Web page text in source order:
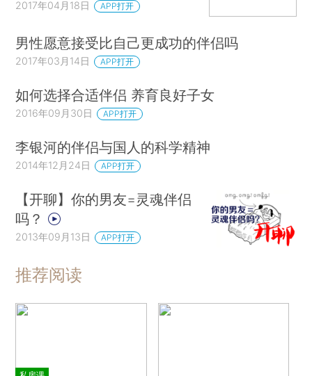
2017年04月18日 APP打开
男性愿意接受比自己更成功的伴侣吗
2017年03月14日 APP打开
如何选择合适伴侣 养育良好子女
2016年09月30日 APP打开
李银河的伴侣与国人的科学精神
2014年12月24日 APP打开
【开聊】你的男友=灵魂伴侣
吗？
2013年09月13日 APP打开
推荐阅读